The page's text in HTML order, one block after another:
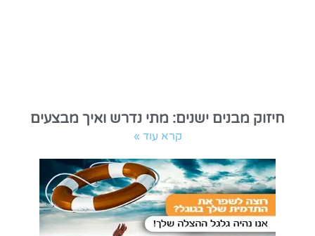
חיזוק מבנים ישנים: מתי נדרש ואיך מבצעים
קרא עוד »